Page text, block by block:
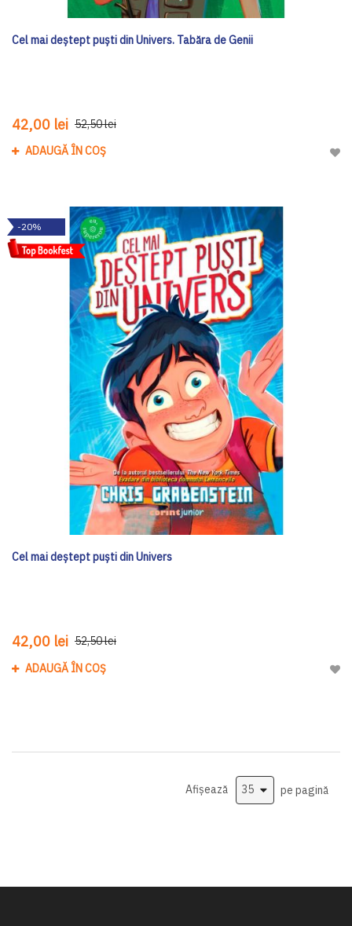
Cel mai deștept puști din Univers. Tabăra de Genii
42,00 lei 52,50 lei
ADAUGĂ ÎN COȘ
-20%
Cel mai deștept puști din Univers
42,00 lei 52,50 lei
ADAUGĂ ÎN COȘ
Afișează pe pagină